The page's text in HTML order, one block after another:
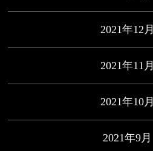
2021年12月
2021年11月
2021年10月
2021年9月